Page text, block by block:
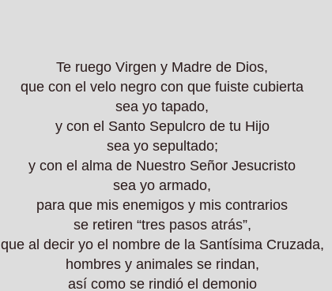
Te ruego Virgen y Madre de Dios,
que con el velo negro con que fuiste cubierta
sea yo tapado,
y con el Santo Sepulcro de tu Hijo
sea yo sepultado;
y con el alma de Nuestro Señor Jesucristo
sea yo armado,
para que mis enemigos y mis contrarios
se retiren “tres pasos atrás”,
que al decir yo el nombre de la Santísima Cruzada,
hombres y animales se rindan,
así como se rindió el demonio